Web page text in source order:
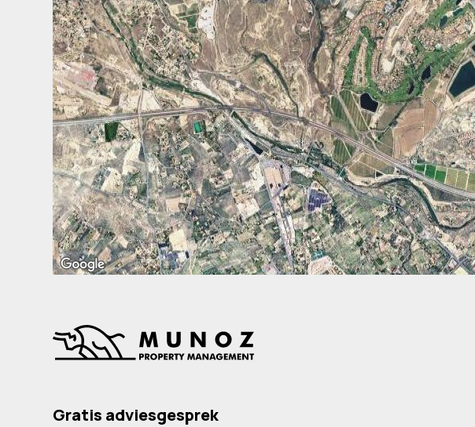
Gratis adviesgesprek